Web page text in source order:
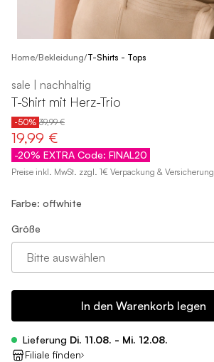
Home/Bekleidung/T-Shirts - Tops
sale | nachhaltig
T-Shirt mit Herz-Trio
-50% 39,99 €
19,99 €
-20% EXTRA Code: FINAL20
Preise inkl. MwSt. zzgl. 1€ Verpackung & Versicherung
Farbe: offwhite
Größe
Bitte auswählen
In den Warenkorb legen
Lieferung Di. 11.08. - Mi. 12.08.
Filiale finden